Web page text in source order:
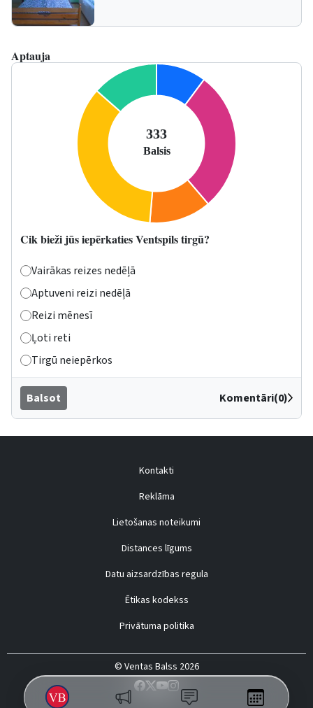
Aptauja
Cik bieži jūs iepērkaties Ventspils tirgū?
Vairākas reizes nedēļā
Aptuveni reizi nedēļā
Reizi mēnesī
Ļoti reti
Tirgū neiepērkos
Balsot Komentāri(0)
Kontakti
Reklāma
Lietošanas noteikumi
Distances līgums
Datu aizsardzības regula
Ētikas kodekss
Privātuma politika
© Ventas Balss 2026